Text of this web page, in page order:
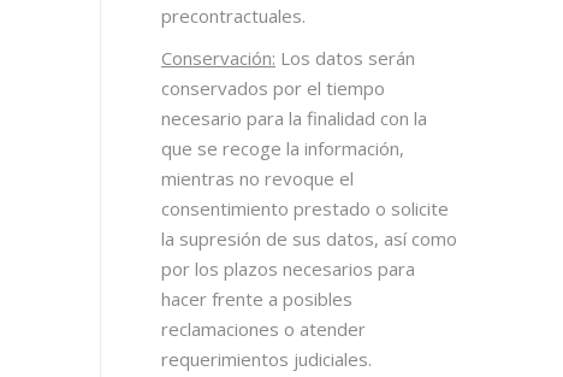
precontractuales.
Conservación: Los datos serán
conservados por el tiempo
necesario para la finalidad con la
que se recoge la información,
mientras no revoque el
consentimiento prestado o solicite
la supresión de sus datos, así como
por los plazos necesarios para
hacer frente a posibles
reclamaciones o atender
requerimientos judiciales.